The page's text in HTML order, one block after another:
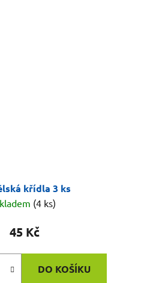
křídla 3 ks
(4 ks)
45 Kč
DO KOŠÍKU